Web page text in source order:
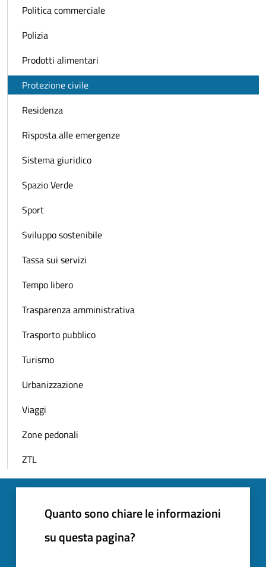
Politica commerciale
Polizia
Prodotti alimentari
Protezione civile
Residenza
Risposta alle emergenze
Sistema giuridico
Spazio Verde
Sport
Sviluppo sostenibile
Tassa sui servizi
Tempo libero
Trasparenza amministrativa
Trasporto pubblico
Turismo
Urbanizzazione
Viaggi
Zone pedonali
ZTL
Quanto sono chiare le informazioni
su questa pagina?